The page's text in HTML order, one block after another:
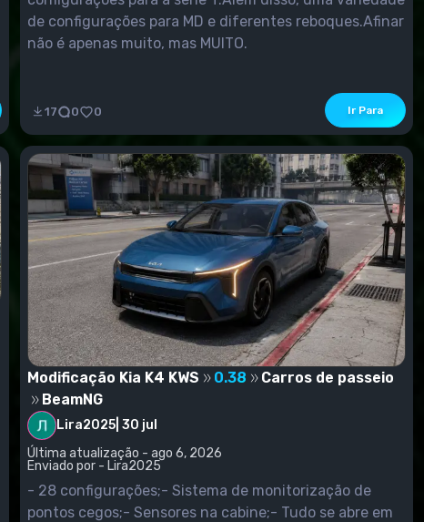
de configurações para MD e diferentes reboques.Afinar
não é apenas muito, mas MUITO.
17 0 0 Ir Para
Modificação Kia K4 KWS 0.38
Carros de passeio
BeamNG
Lira2025 30 jul
Última atualização - ago 6, 2026
Enviado por - Lira2025
- 28 configurações;- Sistema de monitorização de
pontos cegos;- Sensores na cabine;- Tudo se abre em